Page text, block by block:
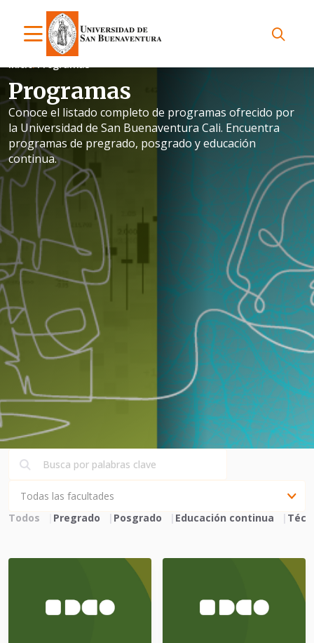
Inicio Programas
Programas
Conoce el listado completo de programas ofrecido por
la Universidad de San Buenaventura Cali. Encuentra
programas de pregrado, posgrado y educación
continua.
Todos Pregrado Posgrado Educación continua